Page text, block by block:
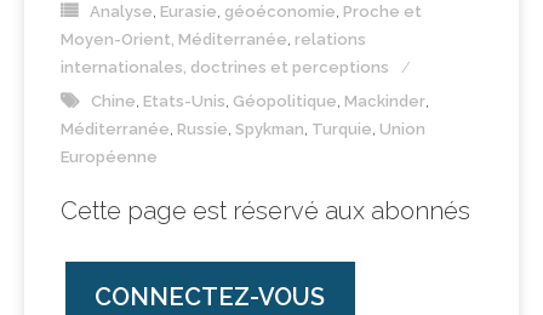
Analyse, Eurasie, géoéconomie, Proche et
Moyen-Orient, Méditerranée, relations
internationales, doctrines et perceptions
Chine, Etats-Unis, Géopolitique, Mackinder,
Méditerranée, Russie, Spykman, Turquie, Union
Européenne
Cette page est réservé aux abonnés
CONNECTEZ-VOUS